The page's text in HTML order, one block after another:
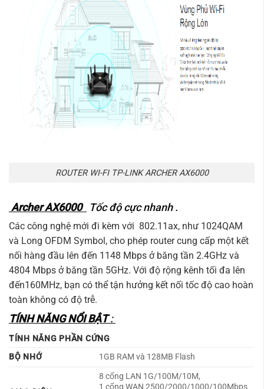
ROUTER WI-FI TP-LINK ARCHER AX6000
Archer AX6000 Tốc độ cực nhanh .
Các công nghệ mới đi kèm với 802.11ax, như 1024QAM
và Long OFDM Symbol, cho phép router cung cấp một kết
nối hàng đầu lên đến 1148 Mbps ở băng tần 2.4GHz và
4804 Mbps ở băng tần 5GHz. Với độ rộng kênh tối đa lên
đến160MHz, bạn có thể tận hưởng kết nối tốc độ cao hoàn
toàn không có độ trễ.
TÍNH NĂNG NỔI BẬT:
TÍNH NĂNG PHẦN CỨNG
BỘ NHỚ
1GB RAM và 128MB Flash
8 cổng LAN 1G/100M/10M,